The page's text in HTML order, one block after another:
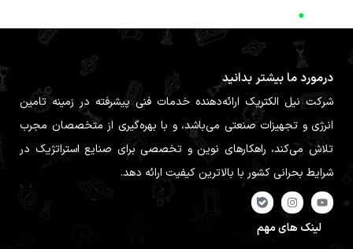
درمورد ما بیشتر بدانید
شرکت نیل الکتریک ارائه‌دهنده خدمات فنی پیشرفته در زمینه تامین
انرژی و تجهیزات صنعتی می‌باشد، و با بهره‌گیری از متخصصان مجرب
تلاش می‌کند، راهکارهای نوین و تخصصی برای صنایع استراتژیک در
شرایط بحرانی کشور با بالاترین کیفیت ارائه دهد.
لینک های مهم